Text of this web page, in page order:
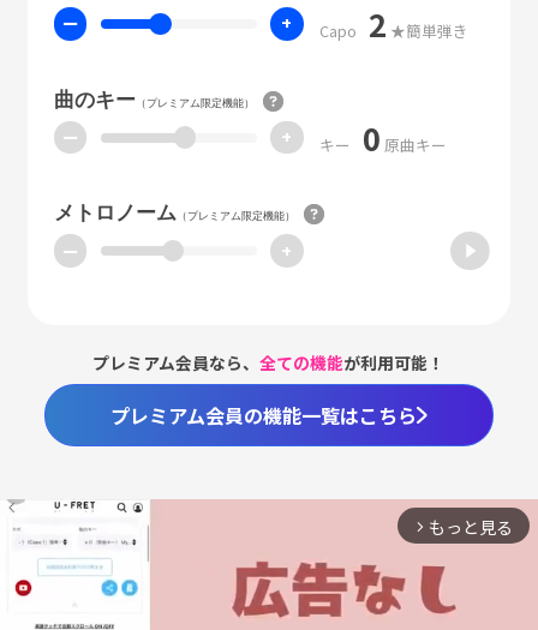
ー + Capo 2 ★簡単弾き
曲のキー（プレミアム限定機能）
ー + キー 0 原曲キー
メトロノーム（プレミアム限定機能）
ー +
プレミアム会員なら、全ての機能が利用可能！
プレミアム会員の機能一覧はこちら
arrow_forward_ios もっと見る